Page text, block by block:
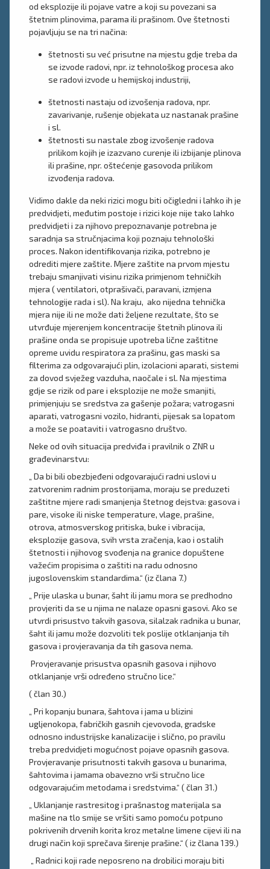
od eksplozije ili pojave vatre a koji su povezani sa
štetnim plinovima, parama ili prašinom. Ove štetnosti
pojavljuju se na tri načina:
štetnosti su već prisutne na mjestu gdje treba da
se izvode radovi, npr. iz tehnološkog procesa ako
se radovi izvode u hemijskoj industriji,
štetnosti nastaju od izvošenja radova, npr.
zavarivanje, rušenje objekata uz nastanak prašine
i sl.
štetnosti su nastale zbog izvošenje radova
prilikom kojih je izazvano curenje ili izbijanje plinova
ili prašine, npr. oštećenje gasovoda prilikom
izvođenja radova.
Vidimo dakle da neki rizici mogu biti očigledni i lahko ih je
predvidjeti, međutim postoje i rizici koje nije tako lahko
predvidjeti i za njihovo prepoznavanje potrebna je
saradnja sa stručnjacima koji poznaju tehnološki
proces. Nakon identifikovanja rizika, potrebno je
odrediti mjere zaštite. Mjere zaštite na prvom mjestu
trebaju smanjivati visinu rizika primjenom tehničkih
mjera ( ventilatori, otprašivači, paravani, izmjena
tehnologije rada i sl). Na kraju, ako nijedna tehnička
mjera nije ili ne može dati željene rezultate, što se
utvrđuje mjerenjem koncentracije štetnih plinova ili
prašine onda se propisuje upotreba lične zaštitne
opreme uvidu respiratora za prašinu, gas maski sa
filterima za odgovarajući plin, izolacioni aparati, sistemi
za dovod svježeg vazduha, naočale i sl. Na mjestima
gdje se rizik od pare i eksplozije ne može smanjiti,
primjenjuju se sredstva za gašenje požara; vatrogasni
aparati, vatrogasni vozilo, hidranti, pijesak sa lopatom
a može se poataviti i vatrogasno društvo.
Neke od ovih situacija predviđa i pravilnik o ZNR u
građevinarstvu:
„ Da bi bili obezbjeđeni odgovarajući radni uslovi u
zatvorenim radnim prostorijama, moraju se preduzeti
zaštitne mjere radi smanjenja štetnog dejstva: gasova i
pare, visoke ili niske temperature, vlage, prašine,
otrova, atmosverskog pritiska, buke i vibracija,
eksplozije gasova, svih vrsta zračenja, kao i ostalih
štetnosti i njihovog svođenja na granice dopuštene
važećim propisima o zaštiti na radu odnosno
jugoslovenskim standardima.“ (iz člana 7.)
„ Prije ulaska u bunar, šaht ili jamu mora se predhodno
provjeriti da se u njima ne nalaze opasni gasovi. Ako se
utvrdi prisustvo takvih gasova, silalzak radnika u bunar,
šaht ili jamu može dozvoliti tek poslije otklanjanja tih
gasova i provjeravanja da tih gasova nema.
Provjeravanje prisustva opasnih gasova i njihovo
otklanjanje vrši određeno stručno lice.“
( član 30.)
„ Pri kopanju bunara, šahtova i jama u blizini
ugljenokopa, fabričkih gasnih cjevovoda, gradske
odnosno industrijske kanalizacije i slično, po pravilu
treba predvidjeti mogućnost pojave opasnih gasova.
Provjeravanje prisutnosti takvih gasova u bunarima,
šahtovima i jamama obavezno vrši stručno lice
odgovarajućim metodama i sredstvima.“ ( član 31.)
„ Uklanjanje rastresitog i prašnastog materijala sa
mašine na tlo smije se vršiti samo pomoću potpuno
pokrivenih drvenih korita kroz metalne limene cijevi ili na
drugi način koji sprečava širenje prašine.“ ( iz člana 139.)
„ Radnici koji rade neposreno na drobilici moraju biti